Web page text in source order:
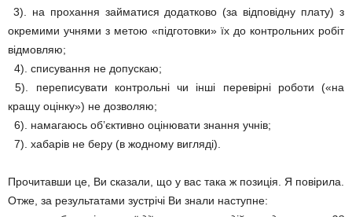
3). на прохання займатися додатково (за відповідну плату) з
окремими учнями з метою «підготовки» їх до контрольних робіт
відмовляю;
4). списування не допускаю;
5). переписувати контрольні чи інші перевірні роботи («на
кращу оцінку») не дозволяю;
6). намагаюсь об’єктивно оцінювати знання учнів;
7). хабарів не беру (в жодному вигляді).
Прочитавши це, Ви сказали, що у вас така ж позиція. Я повірила.
Отже, за результатами зустрічі Ви знали наступне: